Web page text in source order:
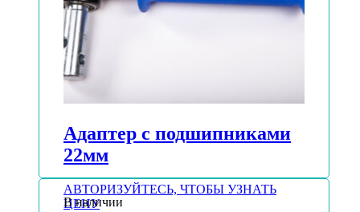
Адаптер с подшипниками
22мм
АВТОРИЗУЙТЕСЬ, ЧТОБЫ УЗНАТЬ
ЦЕНУ
В наличии